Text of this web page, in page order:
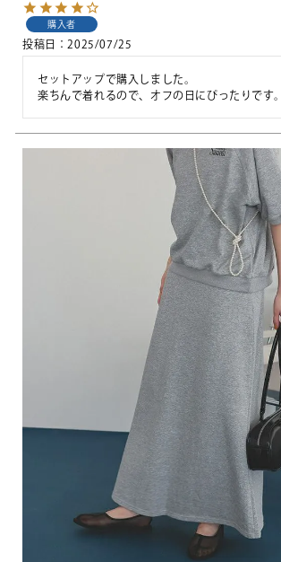
購入者
投稿日 2025/07/25
セットアップで購入しました。
楽ちんで着れるので、オフの日にぴったりです。